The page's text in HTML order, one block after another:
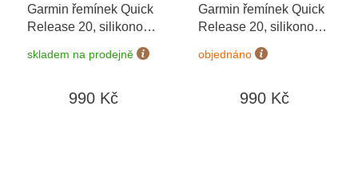
Garmin řemínek Quick
Release 20, silikonový
skladem na prodejně
990 Kč
Garmin řemínek Quick
Release 20, silikonový
bílý, růžovozlatá
přezka
objednáno
990 Kč